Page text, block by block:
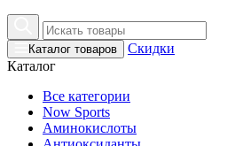
Каталог товаров
Скидки
Каталог
Все категории
Now Sports
Аминокислоты